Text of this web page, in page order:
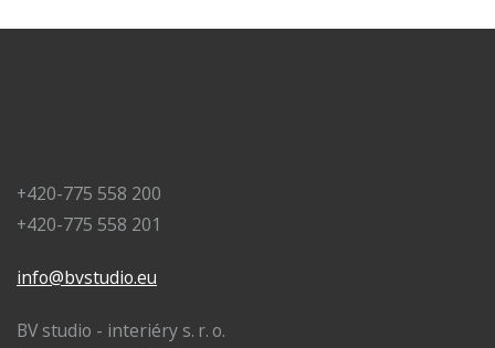
+420-775 558 200
+420-775 558 201
info@bvstudio.eu
BV studio - interiéry s. r. o.